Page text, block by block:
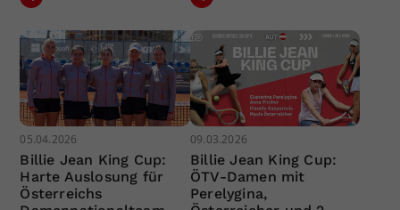
05.04.2026
Billie Jean King Cup:
Harte Auslosung für
Österreichs
09.03.2026
Billie Jean King Cup:
ÖTV-Damen mit
Perelygina,